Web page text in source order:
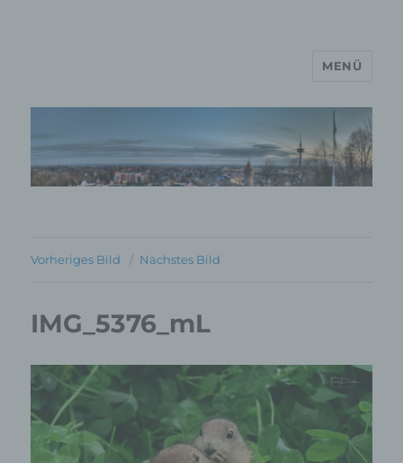
MP Mario Porten Beratung
Training Coaching
MENÜ
Vorheriges Bild Nächstes Bild
IMG_5376_mL